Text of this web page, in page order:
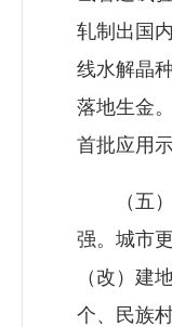
轧制出国
线水解晶
落地生金
首批应用
（五）
强。城市
（改）建
个、民族